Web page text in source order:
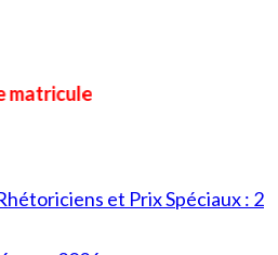
et Prix Spéciaux : 2